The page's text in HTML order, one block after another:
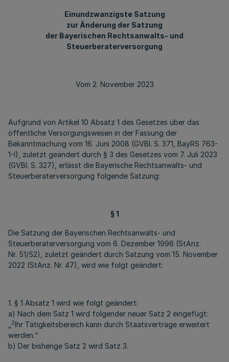
Einundzwanzigste Satzung
zur Änderung der Satzung
der Bayerischen Rechtsanwalts- und
Steuerberaterversorgung
Vom 2. November 2023
Aufgrund von Artikel 10 Absatz 1 des Gesetzes über das
öffentliche Versorgungswesen in der Fassung der
Bekanntmachung vom 16. Juni 2008 (GVBl. S. 371, BayRS 763-
1-I), zuletzt geändert durch § 3 des Gesetzes vom 7. Juli 2023
(GVBl. S. 327), erlässt die Bayerische Rechtsanwalts- und
Steuerberaterversorgung folgende Satzung:
§ 1
Die Satzung der Bayerischen Rechtsanwalts- und
Steuerberaterversorgung vom 6. Dezember 1996 (StAnz.
Nr. 51/52), zuletzt geändert durch Satzung vom 15. November
2022 (StAnz. Nr. 47), wird wie folgt geändert:
1. § 1 Absatz 1 wird wie folgt geändert:
a) Nach dem Satz 1 wird folgender neuer Satz 2 eingefügt:
2Ihr Tätigkeitsbereich kann durch Staatsverträge erweitert
werden.“
b) Der bisherige Satz 2 wird Satz 3.